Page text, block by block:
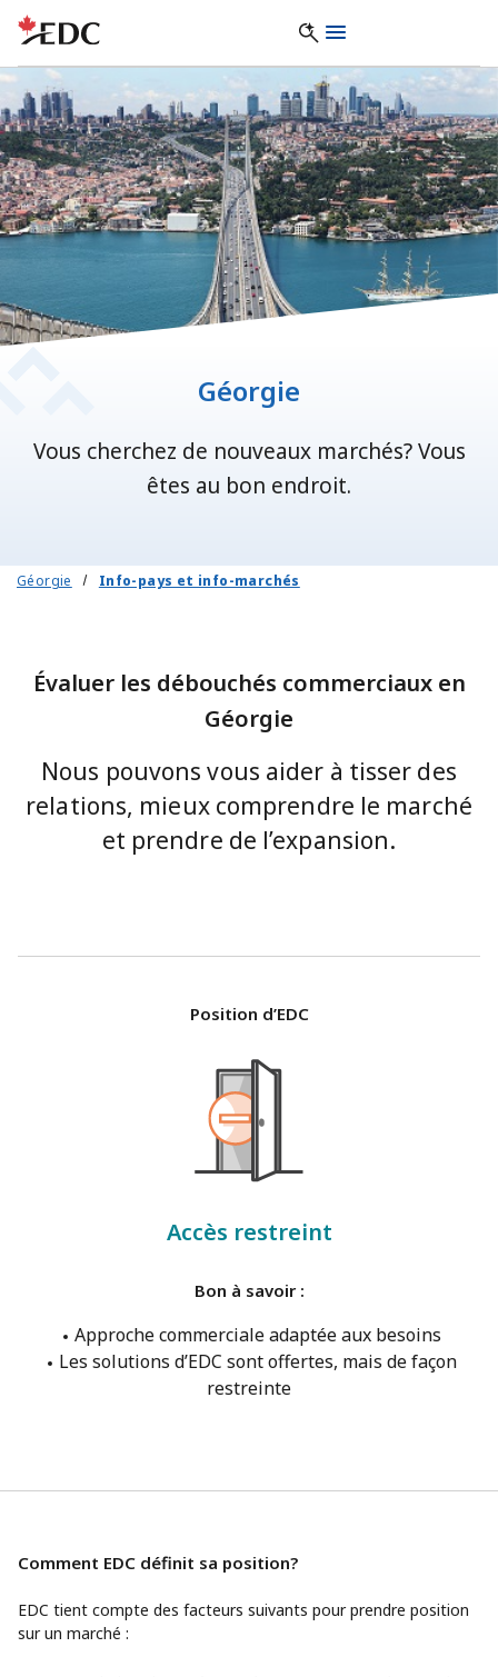
Géorgie
Vous cherchez de nouveaux marchés? Vous
êtes au bon endroit.
Géorgie Info-pays et info-marchés
Évaluer les débouchés commerciaux en
Géorgie
Nous pouvons vous aider à tisser des
relations, mieux comprendre le marché
et prendre de l’expansion.
Position d’EDC
Accès restreint
Bon à savoir :
Approche commerciale adaptée aux besoins
Les solutions d’EDC sont offertes, mais de façon
restreinte
Comment EDC définit sa position?
EDC tient compte des facteurs suivants pour prendre position
sur un marché :